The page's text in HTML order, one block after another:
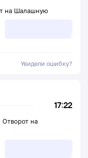
на Шалашную
Увидели ошибку?
17:22
Отворот на